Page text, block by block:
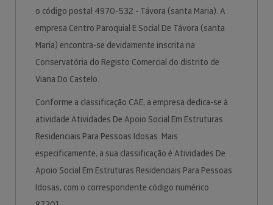
o código postal 4970-532 - Távora (santa Maria). A
empresa Centro Paroquial E Social De Távora (santa
Maria) encontra-se devidamente inscrita na
Conservatória do Registo Comercial do distrito de
Viana Do Castelo.
Conforme a classificação CAE, a empresa dedica-se à
atividade Atividades De Apoio Social Em Estruturas
Residenciais Para Pessoas Idosas. Mais
especificamente, a sua classificação é Atividades De
Apoio Social Em Estruturas Residenciais Para Pessoas
Idosas, com o correspondente código numérico